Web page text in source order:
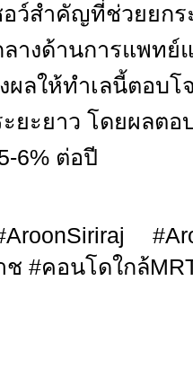
อว์สำคัญที่ช่วยย
างด้านการแพทย์
ลให้ทำเลนี้ตอบโ
ยะยาว โดยผลต
6% ต่อปี
ช #คอนโดใกล้